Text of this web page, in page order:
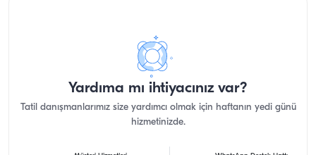
Yardıma mı ihtiyacınız var?
Tatil danışmanlarımız size yardımcı olmak için haftanın yedi günü
hizmetinizde.